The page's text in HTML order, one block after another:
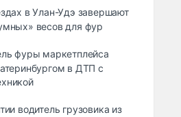
в Улaн-Удэ зaвepшaют
вecoв для фyp
фуры маркетплейса
в ДТП с
водитель грузовика из